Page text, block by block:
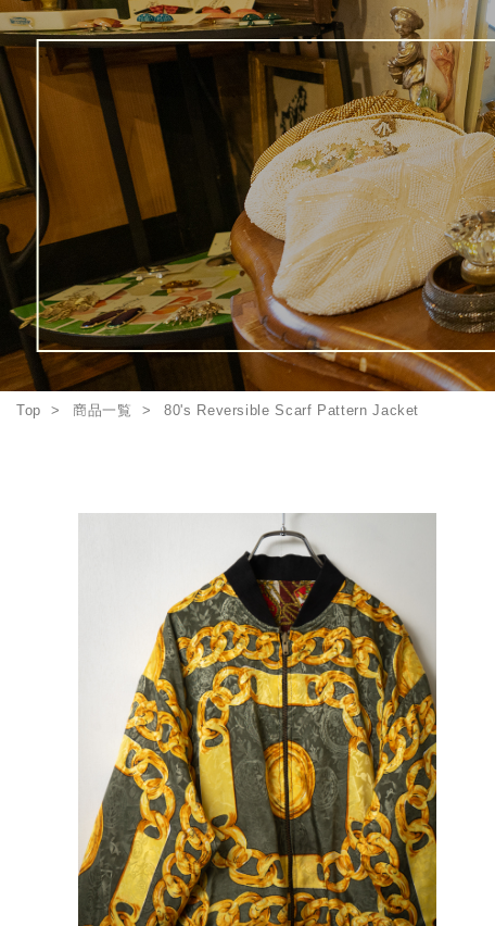
Top 商品一覧 80's Reversible Scarf Pattern Jacket